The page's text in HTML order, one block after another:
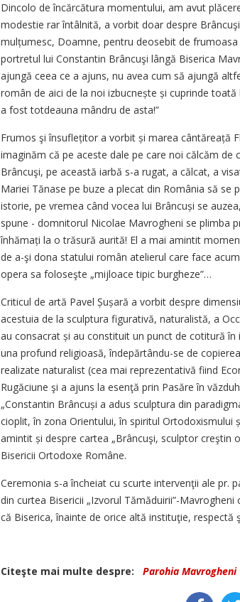
Dincolo de încărcătura momentului, am avut
modestie rar întâlnită, a vorbit doar despre
mulțu­mesc, Doamne, pentru deosebit de
portretul lui Cons­tantin Brâncuşi lângă Biserica
ajungă ceea ce a ajuns, nu avea cum să ajungă
român de aici de la noi izbucnește și cuprinde
a fost totdeauna mândru de asta!”
Frumos şi însuflețitor a vorbit și marea cântăreață
imaginăm că pe aceste dale pe care noi călcăm
Brâncuşi, pe această iarbă s-a rugat, a călcat, a
Mariei Tănase pe buze a plecat din România să
istorie, pe vremea când vocea lui Brâncuși se
spune - domnitorul Nicolae Mavrogheni se plimba
înhămați la o trăsură aurită! El a mai amintit
de a-şi dona statului român atelierul care face
opera sa foloseşte „mijloace tipic burgheze”…
Criticul de artă Pavel Șușară a vorbit despre
acestuia de la sculp­tura figurativă, naturalistă, a
au consacrat și au constituit un punct de cotitură
una profund religioasă, îndepărtându-se de
realizate naturalist (cea mai reprezentativă fiind
Rugăciune şi a ajuns la esenţă prin Pasăre în
„Constantin Brâncuși a adus sculptura din
cioplit, în zona Orientului, în spiritul Ortodoxismului
amintit și despre cartea „Brâncuşi, sculptor creştin
Bisericii Ortodoxe Române.
Ceremonia s-a încheiat cu scurte intervenţii ale pr.
din curtea Bisericii „Izvorul Tămăduirii”-
că Biserica, înainte de orice altă instituţie, respectă
Citeşte mai multe despre: Parohia Mavrogheni